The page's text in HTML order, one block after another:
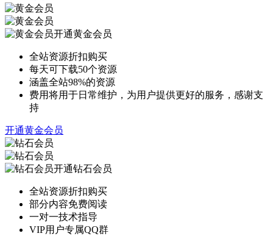
开通黄金会员
全站资源折扣购买
每天可下载50个资源
涵盖全站98%的资源
费用将用于日常维护，为用户提供更好的服务，感谢支
持
开通黄金会员
开通钻石会员
全站资源折扣购买
部分内容免费阅读
一对一技术指导
VIP用户专属QQ群